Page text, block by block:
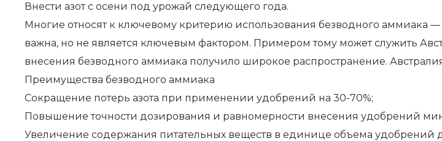
Внести азот с осени под урожай следующего года.
Многие относят к ключевому критерию использования безводного аммиака —
важна, но не является ключевым фактором. Примером тому может служить
внесения безводного аммиака получило широкое распространение.
Преимущества безводного аммиака
Сокращение потерь азота при применении удобрений на 30-70%;
Повышение точности дозирования и равномерности внесения удобрений
Увеличение содержания питательных веществ в единице объема удобрений